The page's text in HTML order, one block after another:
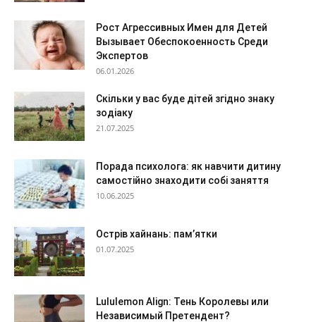
Рост Агрессивных Имен для Детей
Вызывает Обеспокоенность Среди
Экспертов
06.01.2026
Скільки у вас буде дітей згідно знаку
зодіаку
21.07.2025
Порада психолога: як навчити дитину
самостійно знаходити собі заняття
10.06.2025
Острів хайнань: пам’ятки
01.07.2025
Lululemon Align: Тень Королевы или
Независимый Претендент?